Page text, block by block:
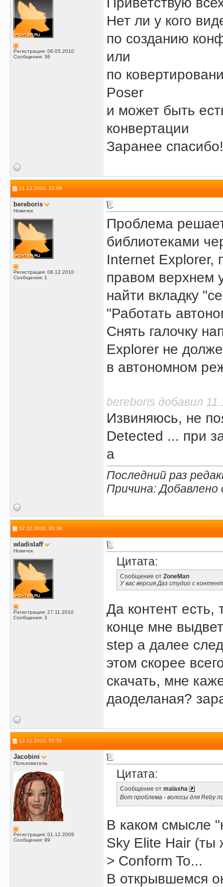
Регистрация: 06.05.2010
Сообщения: 36
Нет ли у кого
по созданию
или
по
Poser
и может быть
конвертации
Заранее спасибо!
11.12.2010, 21:08
bereboris
Новичок
Регистрация: 08.12.2010
Сообщения: 1
Проблема
библиотеками
Internet Explorer,
правом верхнем
найти вкладку
"Работать
Снять галочку
Explorer не
в автономном
bereboris добавил
Извиняюсь, не
Detected ... при
a
Последний раз
Причина:
12.12.2010, 01:34
wladislaff
Новичок
Регистрация: 27.11.2010
Сообщения: 3
Цитата:
Сообщение от ZoneMan
У вас версия Даз студио с
Да контент есть,
конце мне
step а далее
этом скорее
скачать, мне
даоделаная?
12.12.2010, 02:31
Jacobini
Пользователь
Регистрация: 01.12.2009
Сообщения: 99
Цитата:
Сообщение от malasha
Вот проблема - волосы для Reby
В каком смысле
Sky Elite Hair (ты
> Conform To...
В открывшемся